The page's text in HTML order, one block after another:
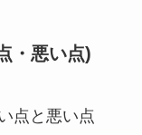
・悪い点)
点と悪い点